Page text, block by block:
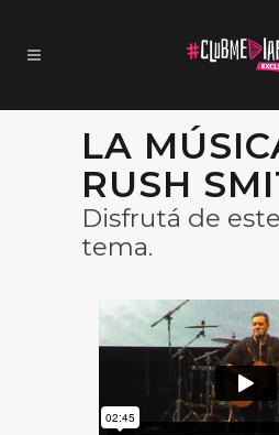
LA
RUSH
Disfrutá de
tema.